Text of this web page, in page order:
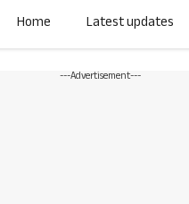
Home Latest updates
---Advertisement---